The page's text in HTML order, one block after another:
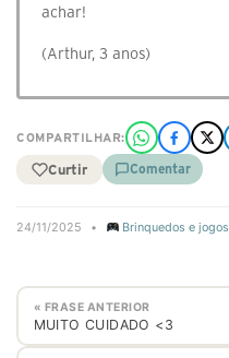
achar!
(Arthur, 3 anos)
COMPARTILHAR:
Curtir Comentar
24/11/2025 • Brinquedos e jogos
« FRASE ANTERIOR
MUITO CUIDADO <3